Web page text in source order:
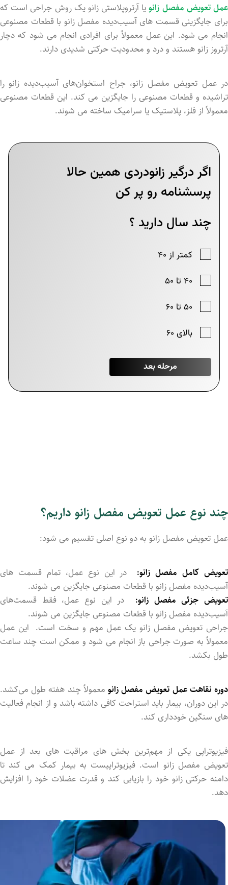
عمل تعویض مفصل زانویا آرتروپلاستی زانو یک روش جراحی است که
برای جایگزینی قسمت‌ های آسیب‌دیده مفصل زانو با قطعات مصنوعی
انجام می‌ شود. این عمل معمولاً برای افرادی انجام می ‌شود که دچار
آرتروز زانو هستند و درد و محدودیت حرکتی شدیدی دارند.
در عمل تعویض مفصل زانو، جراح استخوان‌های آسیب‌دیده زانو را
تراشیده و قطعات مصنوعی را جایگزین می‌ کند. این قطعات مصنوعی
معمولاً از فلز، پلاستیک یا سرامیک ساخته می ‌شوند.
چند نوع عمل تعویض مفصل زانو داریم؟
عمل تعویض مفصل زانو به دو نوع اصلی تقسیم می‌ شود:
تعویض کامل مفصل زانو:
در این نوع عمل، تمام قسمت ‌های
آسیب‌دیده مفصل زانو با قطعات مصنوعی جایگزین می ‌شوند.
تعویض جزئی مفصل زانو:
در این نوع عمل، فقط قسمت‌های
آسیب‌دیده مفصل زانو با قطعات مصنوعی جایگزین می ‌شوند.
جراحی تعویض مفصل زانو یک عمل مهم و سخت است. این عمل
معمولاً به صورت جراحی باز انجام می ‌شود و ممکن است چند ساعت
طول بکشد.
دوره نقاهت عمل تعویض مفصل زانو معمولاً چند هفته طول می‌کشد.
در این دوران، بیمار باید استراحت کافی داشته باشد و از انجام فعالیت
‌های سنگین خودداری کند.
فیزیوتراپی یکی از مهم‌ترین بخش ‌های مراقبت‌ های بعد از عمل
تعویض مفصل زانو است. فیزیوتراپیست به بیمار کمک می‌ کند تا
دامنه حرکتی زانو خود را بازیابی کند و قدرت عضلات خود را افزایش
دهد.